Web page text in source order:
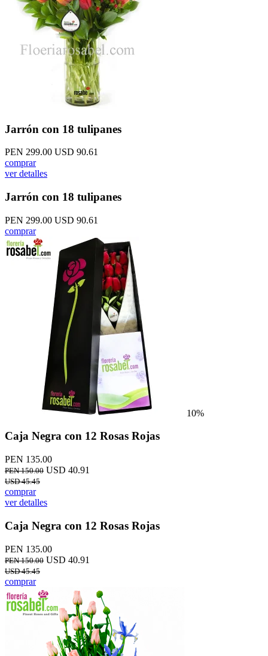
Jarrón con 18 tulipanes
PEN 299.00 USD 90.61
comprar
ver detalles
Jarrón con 18 tulipanes
PEN 299.00 USD 90.61
comprar
10%
Caja Negra con 12 Rosas Rojas
PEN 135.00
PEN 150.00 USD 40.91
USD 45.45
comprar
ver detalles
Caja Negra con 12 Rosas Rojas
PEN 135.00
PEN 150.00 USD 40.91
USD 45.45
comprar